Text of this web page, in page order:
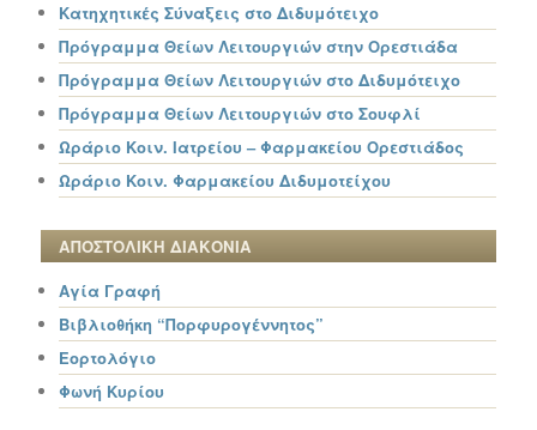
Κατηχητικές Σύναξεις στο Διδυμότειχο
Πρόγραμμα Θείων Λειτουργιών στην Ορεστιάδα
Πρόγραμμα Θείων Λειτουργιών στο Διδυμότειχο
Πρόγραμμα Θείων Λειτουργιών στο Σουφλί
Ωράριο Κοιν. Ιατρείου – Φαρμακείου Ορεστιάδος
Ωράριο Κοιν. Φαρμακείου Διδυμοτείχου
ΑΠΟΣΤΟΛΙΚΗ ΔΙΑΚΟΝΙΑ
Αγία Γραφή
Βιβλιοθήκη “Πορφυρογέννητος”
Εορτολόγιο
Φωνή Κυρίου